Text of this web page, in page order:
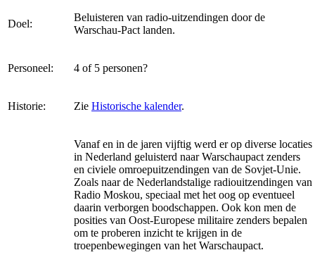
Doel:
Beluisteren van radio-uitzendingen door de
Warschau-Pact landen.
Personeel: 4 of 5 personen?
Historie: Zie Historische kalender.
Vanaf en in de jaren vijftig werd er op diverse locaties
in Nederland geluisterd naar Warschaupact zenders
en civiele omroepuitzendingen van de Sovjet-Unie.
Zoals naar de Nederlandstalige radiouitzendingen van
Radio Moskou, speciaal met het oog op eventueel
daarin verborgen boodschappen. Ook kon men de
posities van Oost-Europese militaire zenders bepalen
om te proberen inzicht te krijgen in de
troepenbewegingen van het Warschaupact.